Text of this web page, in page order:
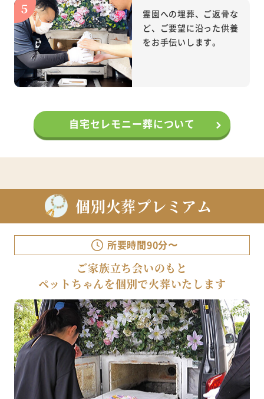
霊園への埋葬、ご返骨な
ど、ご要望に沿った供養
をお手伝いします。
自宅セレモニー葬について
個別火葬プレミアム
所要時間90分〜
ご家族立ち会いのもと
ペットちゃんを個別で火葬いたします